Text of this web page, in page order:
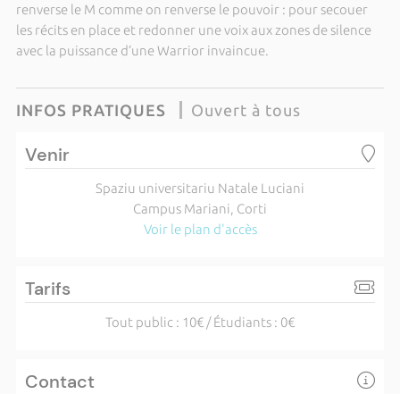
renverse le M comme on renverse le pouvoir : pour secouer
les récits en place et redonner une voix aux zones de silence
avec la puissance d’une Warrior invaincue.
INFOS PRATIQUES Ouvert à tous
Venir
Spaziu universitariu Natale Luciani
Campus Mariani, Corti
Voir le plan d'accès
Tarifs
Tout public : 10€ / Étudiants : 0€
Contact